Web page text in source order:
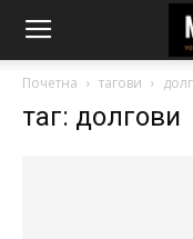
Почетна тагови
таг: долгови